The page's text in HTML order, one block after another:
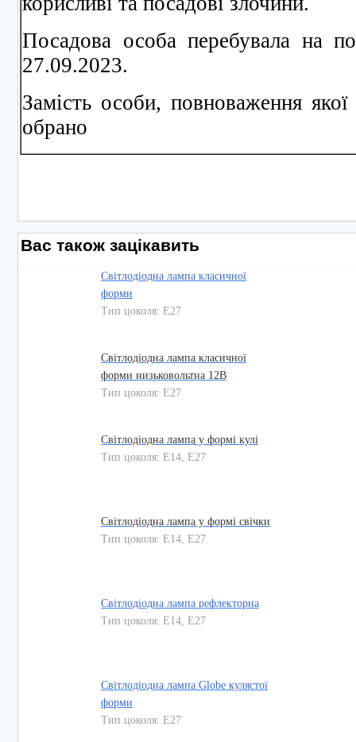
Посадова особа перебувала на
27.09.2023.
Замість особи, повноваження
обрано
Вас також зацікавить
Світлодіодна лампа класичної
форми
Тип цоколя: E27
Світлодіодна лампа класичної
форми низьковольтна 12В
Тип цоколя: E27
Світлодіодна лампа у формі кулі
Тип цоколя: E14, E27
Світлодіодна лампа у формі свічки
Тип цоколя: E14, E27
Світлодіодна лампа рефлекторна
Тип цоколя: E14, E27
Світлодіодна лампа Globe кулястої
форми
Тип цоколя: E27